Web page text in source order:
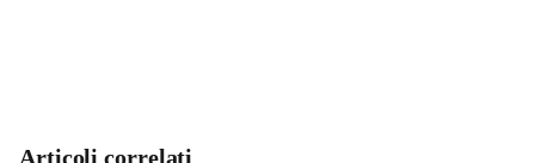
Articoli correlati